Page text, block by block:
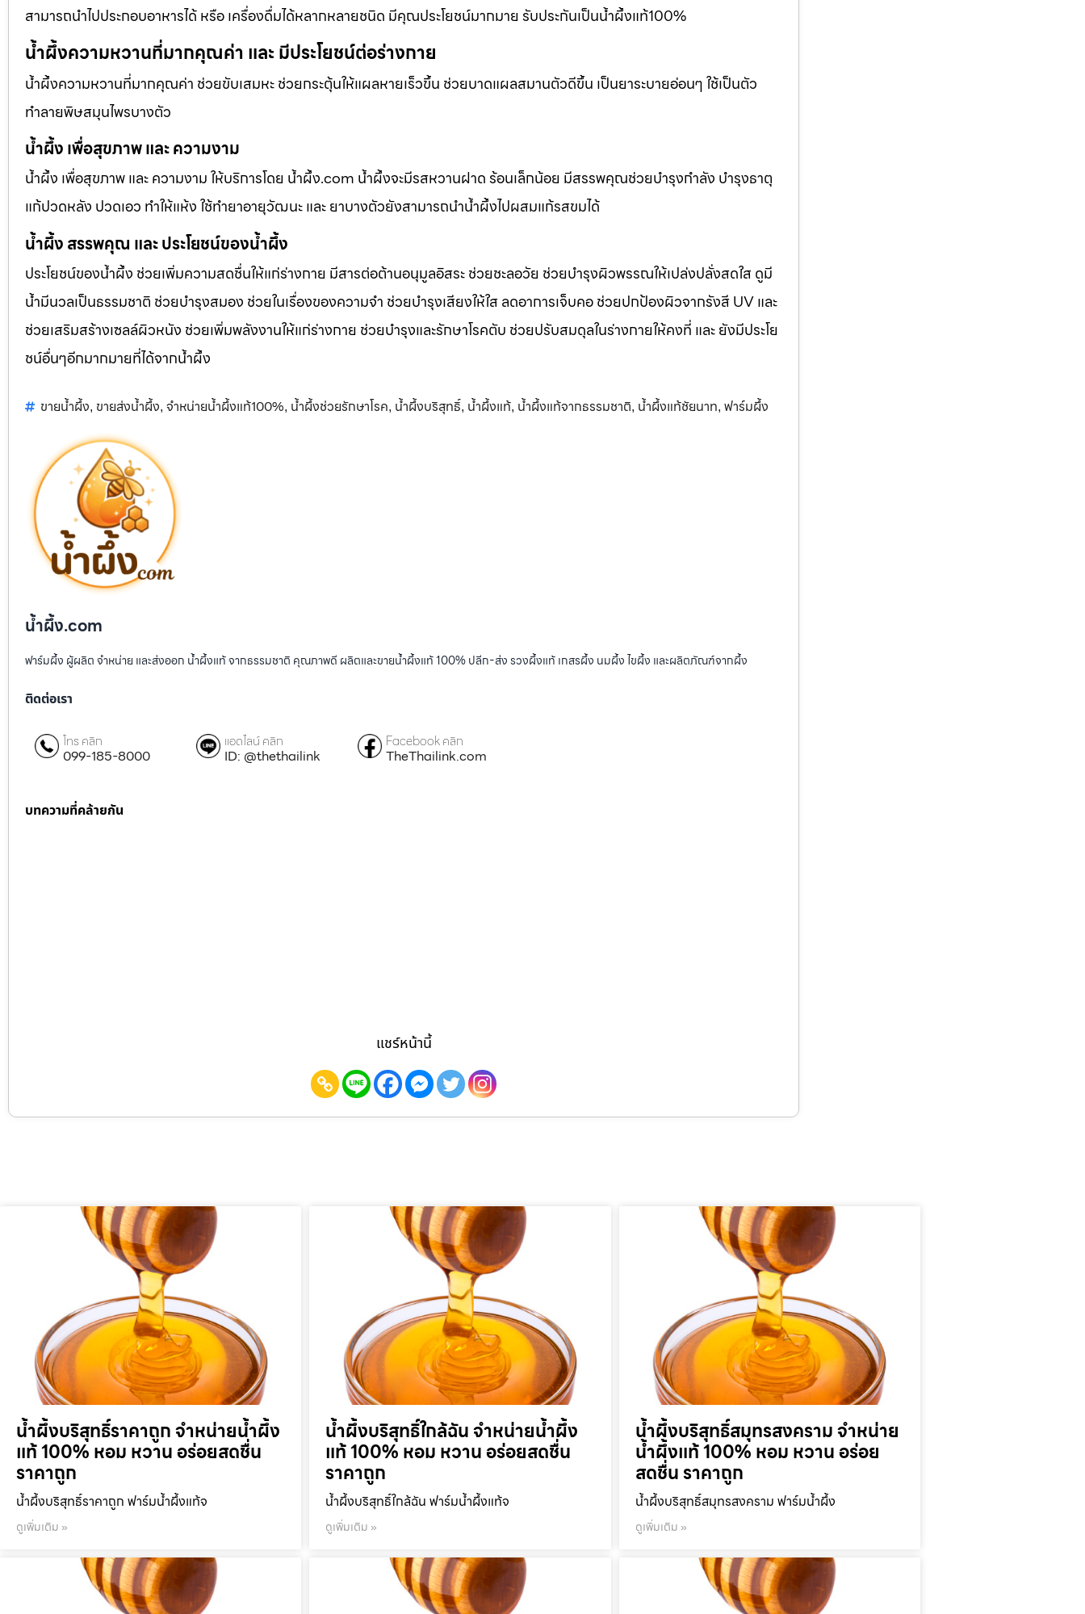
สามารถนำไปประกอบอาหารได้ หรือ เครื่องดื่มได้หลากหลายชนิด มีคุณประโยชน์มากมาย รับประกันเป็นน้ำผึ้งแท้100%
น้ำผึ้งความหวานที่มากคุณค่า และ มีประโยชน์ต่อร่างกาย
น้ำผึ้งความหวานที่มากคุณค่า ช่วยขับเสมหะ ช่วยกระตุ้นให้แผลหายเร็วขึ้น ช่วยบาดแผลสมานตัวดีขึ้น เป็นยาระบายอ่อนๆ ใช้เป็นตัว
ทำลายพิษสมุนไพรบางตัว
น้ำผึ้ง เพื่อสุขภาพ และ ความงาม
น้ำผึ้ง เพื่อสุขภาพ และ ความงาม ให้บริการโดย น้ำผึ้ง.com น้ำผึ้งจะมีรสหวานฝาด ร้อนเล็กน้อย มีสรรพคุณช่วยบำรุงกำลัง บำรุงธาตุ
แก้ปวดหลัง ปวดเอว ทำให้แห้ง ใช้ทำยาอายุวัฒนะ และ ยาบางตัวยังสามารถนำน้ำผึ้งไปผสมแก้รสขมได้
น้ำผึ้ง สรรพคุณ และ ประโยชน์ของน้ำผึ้ง
ประโยชน์ของน้ำผึ้ง ช่วยเพิ่มความสดชื่นให้แก่ร่างกาย มีสารต่อต้านอนุมูลอิสระ ช่วยชะลอวัย ช่วยบำรุงผิวพรรณให้เปล่งปลั่งสดใส ดูมี
น้ำมีนวลเป็นธรรมชาติ ช่วยบำรุงสมอง ช่วยในเรื่องของความจำ ช่วยบำรุงเสียงให้ใส ลดอาการเจ็บคอ ช่วยปกป้องผิวจากรังสี UV และ
ช่วยเสริมสร้างเซลล์ผิวหนัง ช่วยเพิ่มพลังงานให้แก่ร่างกาย ช่วยบำรุงและรักษาโรคตับ ช่วยปรับสมดุลในร่างกายให้คงที่ และ ยังมีประโย
ชน์อื่นๆอีกมากมายที่ได้จากน้ำผึ้ง
ขายน้ำผึ้ง, ขายส่งน้ำผึ้ง, จำหน่ายน้ำผึ้งแท้100%, น้ำผึ้งช่วยรักษาโรค, น้ำผึ้งบริสุทธิ์, น้ำผึ้งแท้, น้ำผึ้งแท้จากธรรมชาติ, น้ำผึ้งแท้ชัยนาท, ฟาร์มผึ้ง
น้ำผึ้ง.com
ฟาร์มผึ้ง ผู้ผลิต จำหน่าย และส่งออก น้ำผึ้งแท้ จากธรรมชาติ คุณภาพดี ผลิตและขายน้ำผึ้งแท้ 100% ปลีก-ส่ง รวงผึ้งแท้ เกสรผึ้ง นมผึ้ง ไขผึ้ง และผลิตภัณฑ์จากผึ้ง
ติดต่อเรา
โทร คลิก
099-185-8000
แอดไลน์ คลิก
ID: @thethailink
Facebook คลิก
TheThailink.com
บทความที่คล้ายกัน
แชร์หน้านี้
น้ำผึ้งบริสุทธิ์ราคาถูก จำหน่ายน้ำผึ้ง
แท้ 100% หอม หวาน อร่อยสดชื่น
ราคาถูก
น้ำผึ้งบริสุทธิ์ราคาถูก ฟาร์มน้ำผึ้งแท้จ
ดูเพิ่มเติม »
น้ำผึ้งบริสุทธิ์ใกล้ฉัน จำหน่ายน้ำผึ้ง
แท้ 100% หอม หวาน อร่อยสดชื่น
ราคาถูก
น้ำผึ้งบริสุทธิ์ใกล้ฉัน ฟาร์มน้ำผึ้งแท้จ
ดูเพิ่มเติม »
น้ำผึ้งบริสุทธิ์สมุทรสงคราม จำหน่าย
น้ำผึ้งแท้ 100% หอม หวาน อร่อย
สดชื่น ราคาถูก
น้ำผึ้งบริสุทธิ์สมุทรสงคราม ฟาร์มน้ำผึ้ง
ดูเพิ่มเติม »